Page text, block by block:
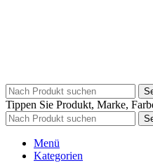
Tippen Sie Produkt, Marke,
Menü
Kategorien